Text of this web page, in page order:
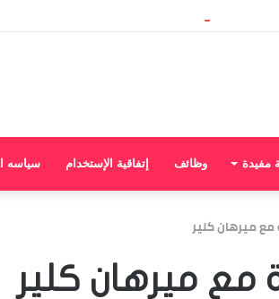
مفيدة وظائف إتفاقية الإستخدام سياسه
ميرهان كلير
ميرهان كلير